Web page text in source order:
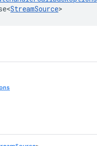
StreamSource>